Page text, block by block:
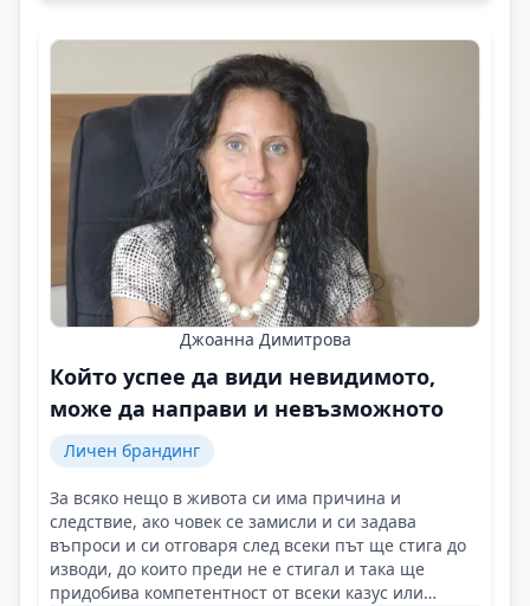
Джоанна Димитрова
Който успее да види невидимото,
може да направи и невъзможното
Личен брандинг
За всяко нещо в живота си има причина и
следствие, ако човек се замисли и си задава
въпроси и си отговаря след всеки път ще стига до
изводи, до които преди не е стигал и така ще
придобива компетентност от всеки казус или